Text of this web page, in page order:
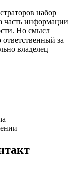
набор
часть информации
Но смысл
ответственный за
владелец